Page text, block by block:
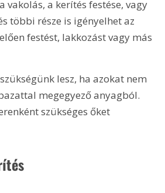
vakolás, a kerítés festése, vagy
többi része is igényelhet az
festést, lakkozást vagy más
lesz, ha azokat nem
megegyező anyagból.
szükséges őket